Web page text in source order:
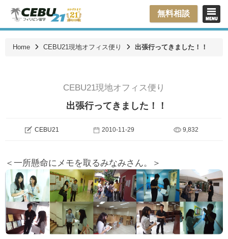
無料相談
Home CEBU21現地オフィス便り 出張行ってきました！！
CEBU21現地オフィス便り
出張行ってきました！！
CEBU21 2010-11-29 9,832
＜一所懸命にメモを取るみなみさん。＞